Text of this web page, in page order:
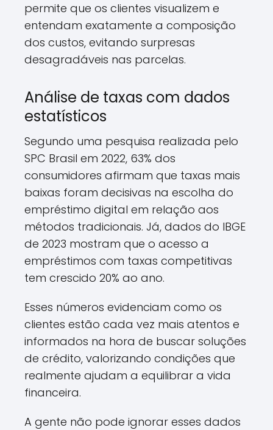
permite que os clientes visualizem e
entendam exatamente a composição
dos custos, evitando surpresas
desagradáveis nas parcelas.
Análise de taxas com dados
estatísticos
Segundo uma pesquisa realizada pelo
SPC Brasil em 2022, 63% dos
consumidores afirmam que taxas mais
baixas foram decisivas na escolha do
empréstimo digital em relação aos
métodos tradicionais. Já, dados do IBGE
de 2023 mostram que o acesso a
empréstimos com taxas competitivas
tem crescido 20% ao ano.
Esses números evidenciam como os
clientes estão cada vez mais atentos e
informados na hora de buscar soluções
de crédito, valorizando condições que
realmente ajudam a equilibrar a vida
financeira.
A gente não pode ignorar esses dados